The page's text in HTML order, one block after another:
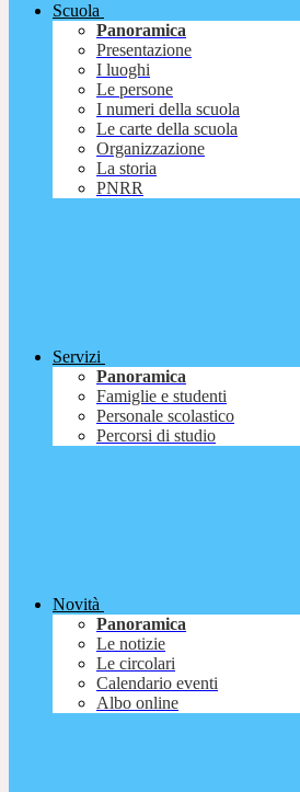
Scuola
Panoramica
Presentazione
I luoghi
Le persone
I numeri della scuola
Le carte della scuola
Organizzazione
La storia
PNRR
Servizi
Panoramica
Famiglie e studenti
Personale scolastico
Percorsi di studio
Novità
Panoramica
Le notizie
Le circolari
Calendario eventi
Albo online